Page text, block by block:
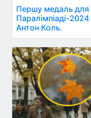
Першу медаль для
Паралімпіаді-
Антон Коль.